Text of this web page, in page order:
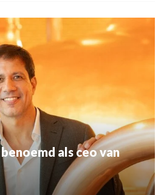
als ceo van